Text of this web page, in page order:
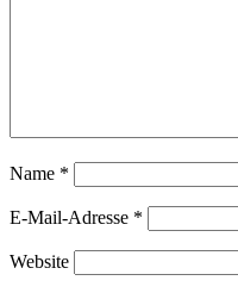
Name *
E-Mail-Adresse *
Website